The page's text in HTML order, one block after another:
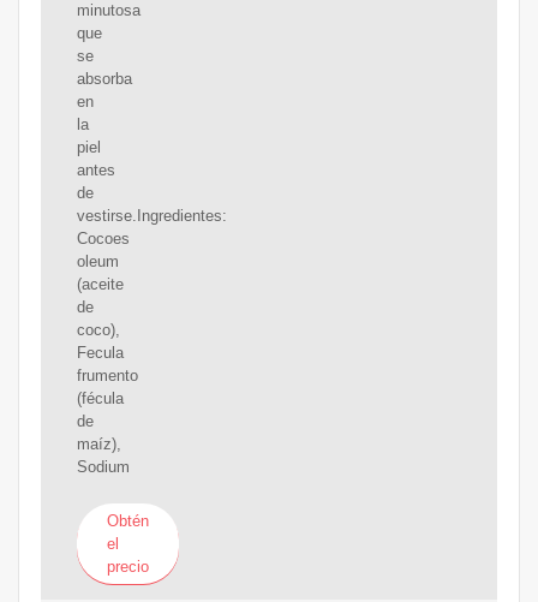
minutosa
que
se
absorba
en
la
piel
antes
de
vestirse.Ingredientes:
Cocoes
oleum
(aceite
de
coco),
Fecula
frumento
(fécula
de
maíz),
Sodium
Obtén
el
precio